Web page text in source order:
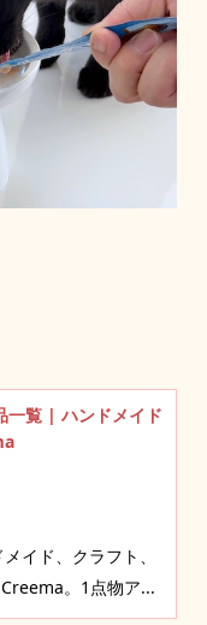
覧 | ハンドメイド
イド、クラフト、
。1点物ア...